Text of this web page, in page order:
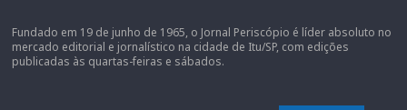
Fundado em 19 de junho de 1965, o Jornal Periscópio é líder absoluto no
mercado editorial e jornalístico na cidade de Itu/SP, com edições
publicadas às quartas-feiras e sábados.